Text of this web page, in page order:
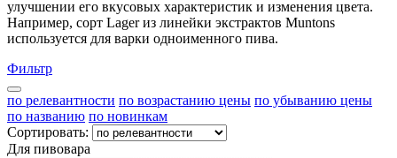
улучшении его вкусовых характеристик и изменения цвета.
Например, сорт Lager из линейки экстрактов Muntons
используется для варки одноименного пива.
Фильтр
по релевантности по возрастанию цены по убыванию цены
по названию по новинкам
Сортировать:
Для пивовара